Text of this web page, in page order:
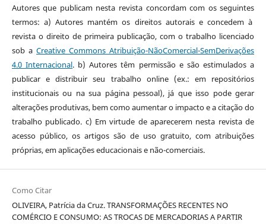
Autores que publicam nesta revista concordam com os seguintes
termos: a) Autores mantém os direitos autorais e concedem à
revista o direito de primeira publicação, com o trabalho licenciado
sob a Creative Commons Atribuição-NãoComercial-SemDerivações
4.0 Internacional. b) Autores têm permissão e são estimulados a
publicar e distribuir seu trabalho online (ex.: em repositórios
institucionais ou na sua página pessoal), já que isso pode gerar
alterações produtivas, bem como aumentar o impacto e a citação do
trabalho publicado. c) Em virtude de aparecerem nesta revista de
acesso público, os artigos são de uso gratuito, com atribuições
próprias, em aplicações educacionais e não-comerciais.
Como Citar
OLIVEIRA, Patrícia da Cruz. TRANSFORMAÇÕES RECENTES NO
COMÉRCIO E CONSUMO: AS TROCAS DE MERCADORIAS A PARTIR